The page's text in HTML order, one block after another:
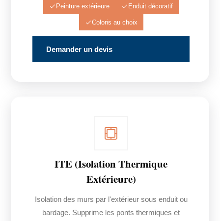
Peinture extérieure Enduit décoratif
Coloris au choix
Demander un devis
ITE (Isolation Thermique
Extérieure)
Isolation des murs par l'extérieur sous enduit ou
bardage. Supprime les ponts thermiques et